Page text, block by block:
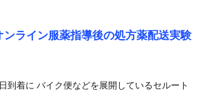
ライン服薬指導後の処方薬配送実験
着に バイク便などを展開しているセルート